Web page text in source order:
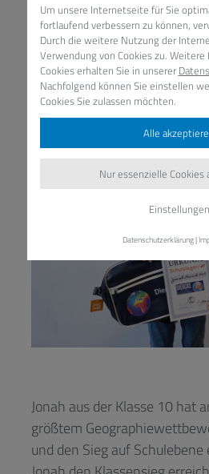
Jonah aus der Klasse 10 hat
größtem
und den Sieg auf
Um unsere Internetseite für Sie
fortlaufend verbessern zu können,
Durch die weitere Nutzung der
Verwendung von Cookies zu.
Cookies erhalten Sie in unserer
Nachfolgend können Sie einstellen
Cookies Sie zulassen möchten.
Alle
Nur essenzielle Cookies
Einstellungen
Datenschutzerklärung|